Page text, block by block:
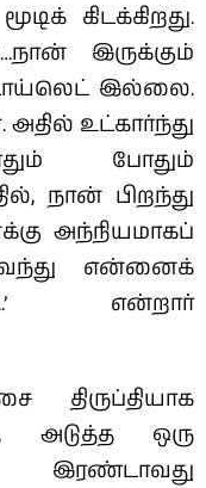
கிடக்கிறது.
இருக்கும்
இல்லை.
உட்கார்ந்து
போதும்
நான் பிறந்து
அந்நியமாக‌ப்
வந்து என்னைக்
என்றார்
திருப்தியாக
அடுத்த ஒரு
இரண்டாவது